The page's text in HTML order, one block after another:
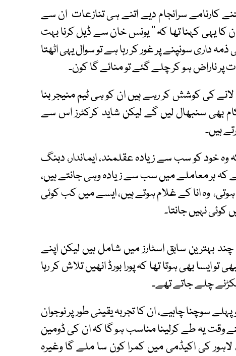
کارنامے سرانجام دیے اتنے ہی تنازعات ان سے
یہی کہنا تھا کہ ’’ یونس خان سے ڈیل کرنا بہت
داری سونپنے پر غور کر رہا ہے تو سوال یہی اٹھتا
پر ناراض ہو کر چلے گئے تو منائے گا کون۔
کی کوشش کر رہے ہیں ان کو ہی ٹیم منیجر بنا
بھی سنبھال لیں گے لیکن شاید کرکٹرز اس سے
ہیں۔
خود کو سب سے زیادہ عقلمند، ایماندار، دبنگ
کہ ہر معاملے میں سب سے زیادہ وہی جانتے ہیں،
وہ انا کے غلام ہوتے ہیں، ایسے میں کب کوئی
نہیں جانتا۔
بہترین سابق اسٹارز میں شامل ہیں لیکن اپنے
ایسا بھی ہوتا تھا کہ پورا بورڈ انھیں تلاش کر رہا
پکڑنے چلے جاتے تھے۔
سوچنا چاہیے، ان کا تجربہ یقینی طور پر نوجوان
وقت یہ طے کرلینا مناسب ہو گا کہ ان کی ڈومین
کی اکیڈمی میں کمرا کون سا ملے گا وغیرہ